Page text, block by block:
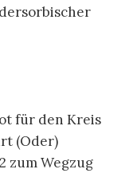
für den Kreis
(Oder)
zum Wegzug